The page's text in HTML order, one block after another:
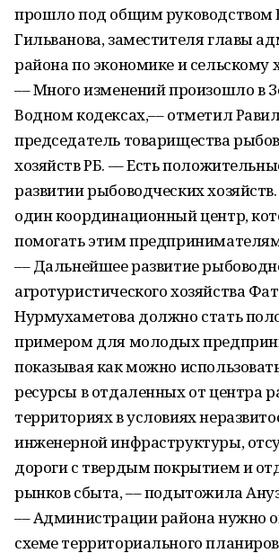
прошло под общим руководством
Гильванова, заместителя главы
района по экономике и сельскому
–– Много изменений произошло в
Водном кодексах,–– отметил
председатель товарищества
хозяйств РБ. –– Есть
развитии рыбоводческих
один координационный центр,
помогать этим
–– Дальнейшее развитие
агротуристического хозяйства
Нурмухаметова должно стать
примером для молодых
показывая как можно
ресурсы в отдаленных от центра
территориях в условиях
инженерной инфраструктуры,
дороги с твердым покрытием и
рынков сбыта, –– подытожила
–– Администрации района нужно
схеме территориального